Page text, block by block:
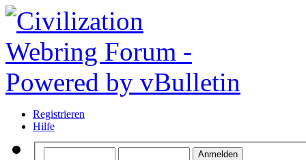
Registrieren
Hilfe